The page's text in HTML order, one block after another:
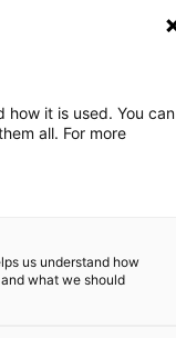
it is used. You can
all. For more
us understand how
what we should